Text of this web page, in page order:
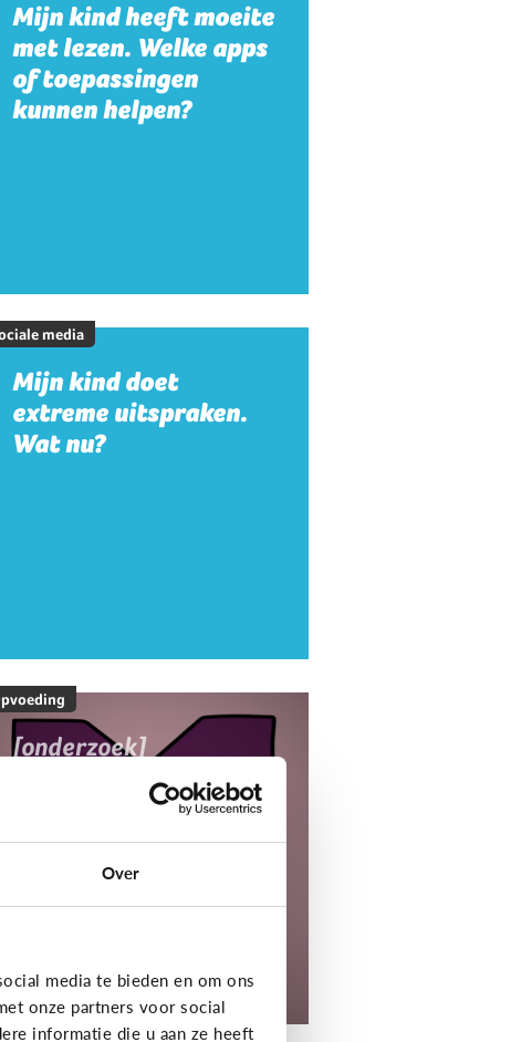
Over
media te bieden en om ons
onze partners voor social
informatie die u aan ze heeft
Mijn kind heeft moeite
met lezen. Welke apps
of toepassingen
kunnen helpen?
media
Mijn kind doet
extreme uitspraken.
Wat nu?
[onderzoek]
MediaNest Cijfers
2025 - Kom alles te
weten over het
mediagebruik en de
mediaopvoeding in
Ontdek het onderzoek!